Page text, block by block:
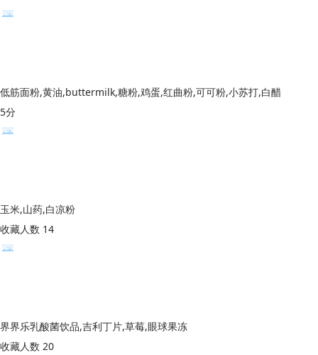
低筋面粉,黄油,buttermilk,糖粉,鸡蛋,红曲粉,可可粉,小苏打,白醋
5分
玉米,山药,白凉粉
收藏人数 14
界界乐乳酸菌饮品,吉利丁片,草莓,眼球果冻
收藏人数 20